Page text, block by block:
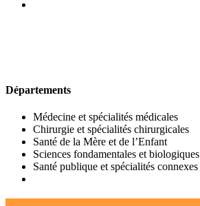
Départements
Médecine et spécialités médicales
Chirurgie et spécialités chirurgicales
Santé de la Mère et de l’Enfant
Sciences fondamentales et biologiques
Santé publique et spécialités connexes